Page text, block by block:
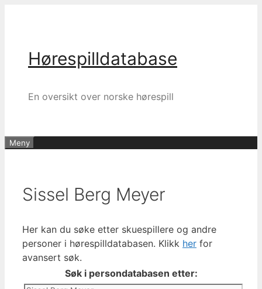
Hørespilldatabase
En oversikt over norske hørespill
Meny
Sissel Berg Meyer
Her kan du søke etter skuespillere og andre
personer i hørespilldatabasen. Klikk her for
avansert søk.
Søk i persondatabasen etter: